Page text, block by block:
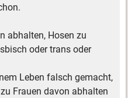
abhalten, Hosen zu
oder trans oder
Leben falsch gemacht,
Frauen davon abhalten